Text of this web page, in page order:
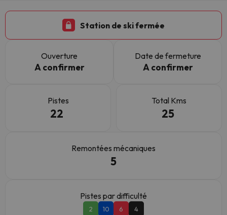
Station de ski fermée
Ouverture
A confirmer
Date de fermeture
A confirmer
Pistes
22
Total Kms
25
Remontées mécaniques
5
Pistes par difficulté
2 10 6 4